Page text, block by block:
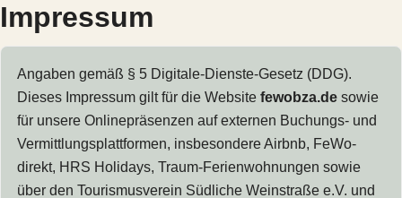
Impressum
Angaben gemäß § 5 Digitale-Dienste-Gesetz (DDG).
Dieses Impressum gilt für die Website fewobza.de sowie
für unsere Onlinepräsenzen auf externen Buchungs- und
Vermittlungsplattformen, insbesondere Airbnb, FeWo-
direkt, HRS Holidays, Traum-Ferienwohnungen sowie
über den Tourismusverein Südliche Weinstraße e.V. und